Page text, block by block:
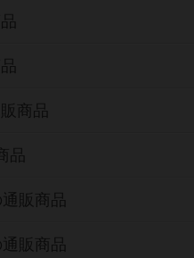
商品
品
販商品
販商品